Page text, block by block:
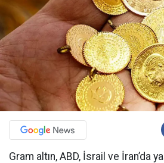
Gram altın, ABD, İsrail ve İran’da